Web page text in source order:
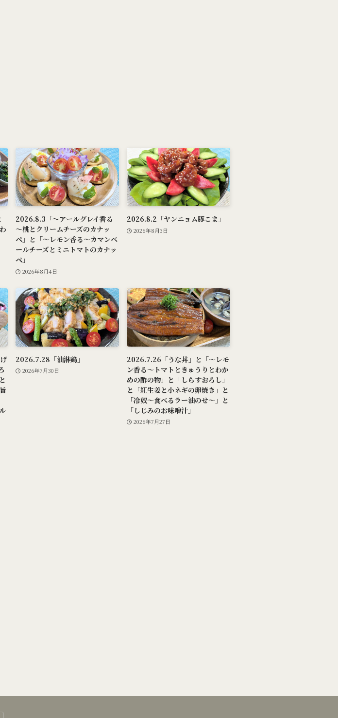
2026.8.3「～アールグレイ香る
～桃とクリームチーズのカナッ
ペ」と「～レモン香る～カマンベ
ールチーズとミニトマトのカナッ
ペ」
2026年8月4日
2026.8.2「ヤンニョム豚こま」
2026年8月3日
2026.7.28「油淋鶏」
2026年7月30日
2026.7.26「うな丼」と「～レモ
ン香る～トマトときゅうりとわか
めの酢の物」と「しらすおろし」
と「紅生姜と小ネギの卵焼き」と
「冷奴～食べるラー油のせ～」と
「しじみのお味噌汁」
2026年7月27日